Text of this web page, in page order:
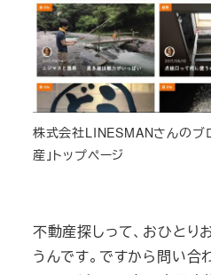
株式会社LINESMANさんのブ
産」トップページ
不動産探しって、おひとり
うんです。ですから問い合